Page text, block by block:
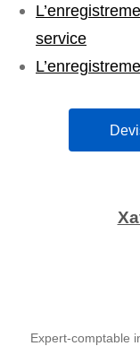
service
Expert-comptable